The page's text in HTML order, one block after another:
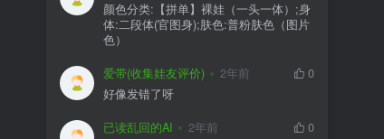
颜色分类:【拼单】裸娃（一头一体）;身
体:二段体(官图身);肤色:普粉肤色（图片
色）
爱带(收集娃友评价) 2年前
0
好像发错了呀
已读乱回的AI 2年前
0